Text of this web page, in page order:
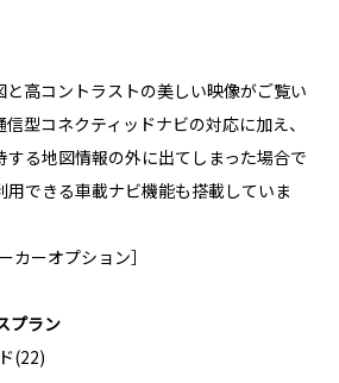
高コントラストの美しい映像がご覧い
型コネクティッドナビの対応に加え、
する地図情報の外に出てしまった場合で
用できる車載ナビ機能も搭載していま
カーオプション］
プラン
(22)